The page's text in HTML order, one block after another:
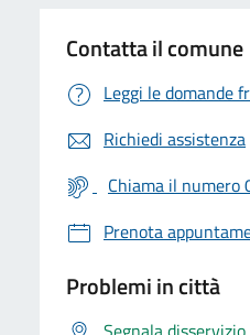
Contatta il comune
Leggi le domande
Richiedi assistenza
Chiama il
Prenota
Problemi in città